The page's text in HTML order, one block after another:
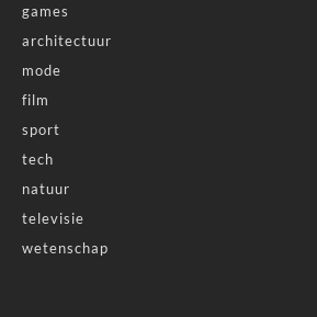
games
architectuur
mode
film
sport
tech
natuur
televisie
wetenschap